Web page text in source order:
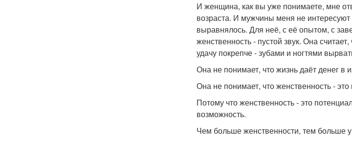
И женщина, как вы уже понимаете, мне
возраста. И мужчины меня не
выравнялось. Для неё, с её опытом, с
женственность - пустой звук. Она
удачу покрепче - зубами и ногтями
Она не понимает, что жизнь даёт денег
Она не понимает, что женственность -
Потому что женственность - это
возможность.
Чем больше женственности, тем больше